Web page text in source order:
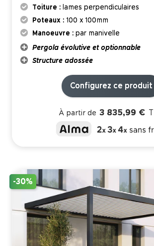
Toiture : lames perpendiculaires
Poteaux : 100 x 100mm
Manoeuvre : par manivelle
Pergola évolutive et optionnable
Structure adossée
Configurez ce produit
À partir de 3 835,99 €
-30%